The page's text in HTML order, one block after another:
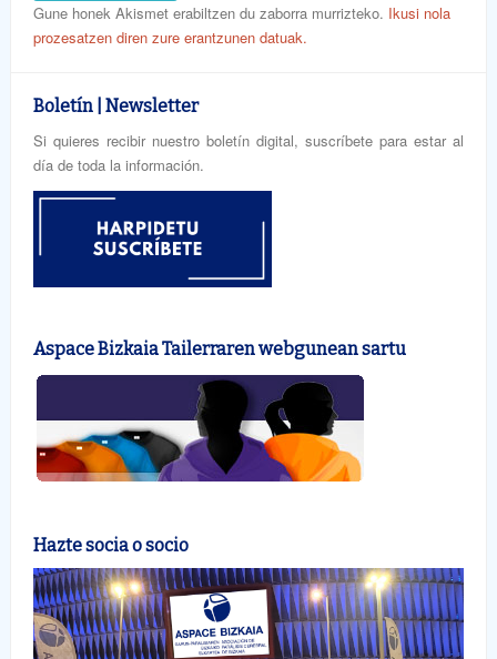
Gune honek Akismet erabiltzen du zaborra murrizteko. Ikusi nola
prozesatzen diren zure erantzunen datuak.
Boletín | Newsletter
Si quieres recibir nuestro boletín digital, suscríbete para estar al
día de toda la información.
Aspace Bizkaia Tailerraren webgunean sartu
Hazte socia o socio